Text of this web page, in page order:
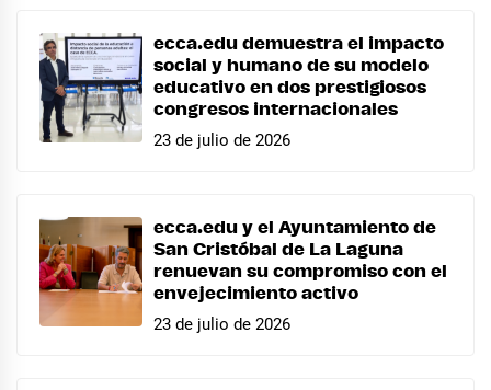
ecca.edu demuestra el impacto
social y humano de su modelo
educativo en dos prestigiosos
congresos internacionales
23 de julio de 2026
ecca.edu y el Ayuntamiento de
San Cristóbal de La Laguna
renuevan su compromiso con el
envejecimiento activo
23 de julio de 2026